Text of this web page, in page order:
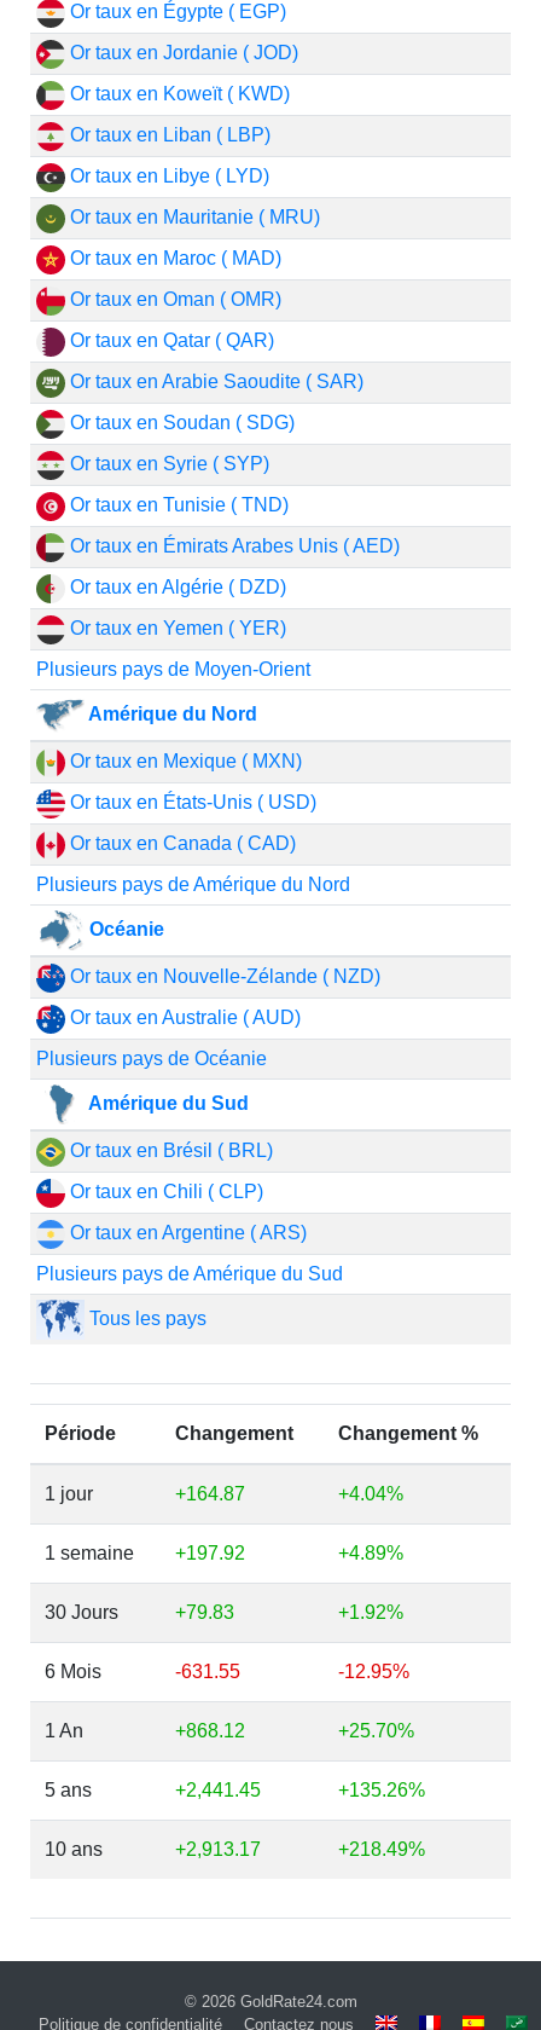
Or taux en Égypte ( EGP)
Or taux en Jordanie ( JOD)
Or taux en Koweït ( KWD)
Or taux en Liban ( LBP)
Or taux en Libye ( LYD)
Or taux en Mauritanie ( MRU)
Or taux en Maroc ( MAD)
Or taux en Oman ( OMR)
Or taux en Qatar ( QAR)
Or taux en Arabie Saoudite ( SAR)
Or taux en Soudan ( SDG)
Or taux en Syrie ( SYP)
Or taux en Tunisie ( TND)
Or taux en Émirats Arabes Unis ( AED)
Or taux en Algérie ( DZD)
Or taux en Yemen ( YER)
Plusieurs pays de Moyen-Orient
Amérique du Nord
Or taux en Mexique ( MXN)
Or taux en États-Unis ( USD)
Or taux en Canada ( CAD)
Plusieurs pays de Amérique du Nord
Océanie
Or taux en Nouvelle-Zélande ( NZD)
Or taux en Australie ( AUD)
Plusieurs pays de Océanie
Amérique du Sud
Or taux en Brésil ( BRL)
Or taux en Chili ( CLP)
Or taux en Argentine ( ARS)
Plusieurs pays de Amérique du Sud
Tous les pays
Période Changement Changement %
1 jour +164.87 +4.04%
1 semaine +197.92 +4.89%
30 Jours +79.83 +1.92%
6 Mois -631.55 -12.95%
1 An +868.12 +25.70%
5 ans +2,441.45 +135.26%
10 ans +2,913.17 +218.49%
© 2026 GoldRate24.com
Politique de confidentialité
Contactez nous